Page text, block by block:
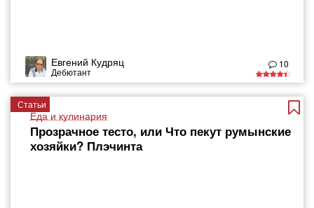
Евгений Кудряц
Дебютант
10
Статьи
Еда и кулинария
Прозрачное тесто, или Что пекут румынские
хозяйки? Плэчинта